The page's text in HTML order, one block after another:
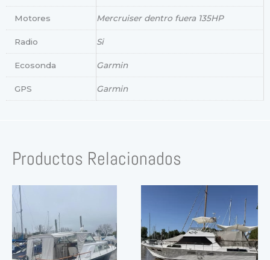
Motores Mercruiser dentro fuera 135HP
Radio Si
Ecosonda Garmin
GPS Garmin
Productos Relacionados